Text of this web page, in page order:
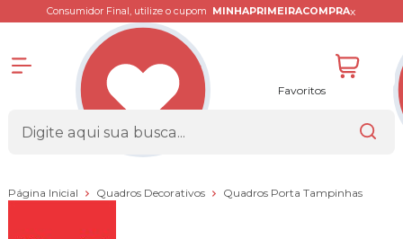
Consumidor Final, utilize o cupom MINHAPRIMEIRACOMPRAx
Favoritos
Página Inicial Quadros Decorativos Quadros Porta Tampinhas